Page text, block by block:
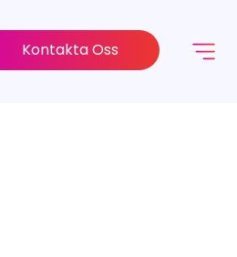
Kontakta Oss